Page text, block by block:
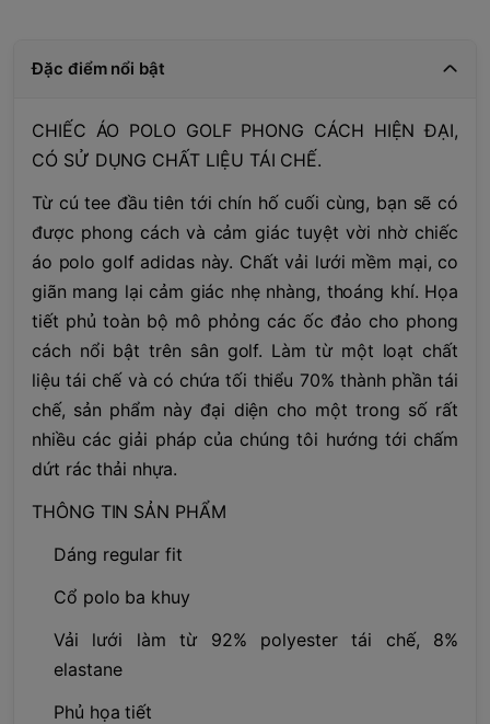
Đặc điểm nổi bật
CHIẾC ÁO POLO GOLF PHONG CÁCH HIỆN ĐẠI,
CÓ SỬ DỤNG CHẤT LIỆU TÁI CHẾ.
Từ cú tee đầu tiên tới chín hố cuối cùng, bạn sẽ có
được phong cách và cảm giác tuyệt vời nhờ chiếc
áo polo golf adidas này. Chất vải lưới mềm mại, co
giãn mang lại cảm giác nhẹ nhàng, thoáng khí. Họa
tiết phủ toàn bộ mô phỏng các ốc đảo cho phong
cách nổi bật trên sân golf. Làm từ một loạt chất
liệu tái chế và có chứa tối thiểu 70% thành phần tái
chế, sản phẩm này đại diện cho một trong số rất
nhiều các giải pháp của chúng tôi hướng tới chấm
dứt rác thải nhựa.
THÔNG TIN SẢN PHẨM
Dáng regular fit
Cổ polo ba khuy
Vải lưới làm từ 92% polyester tái chế, 8%
elastane
Phủ họa tiết